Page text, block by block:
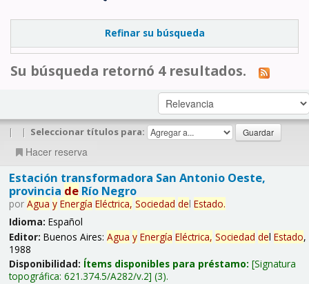
Refinar su búsqueda
Su búsqueda retornó 4 resultados.
| | Seleccionar títulos para:
Hacer reserva
Estación transformadora San Antonio Oeste,
provincia deRío Negro
por Agua y Energía Eléctrica, Sociedad del Estado.
Idioma: Español
Editor: Buenos Aires: Agua y Energía Eléctrica, Sociedad del Estado,
1988
Disponibilidad: Ítems disponibles para préstamo: Signatura
topográfica: 621.374.5/A282/v.2 (3).